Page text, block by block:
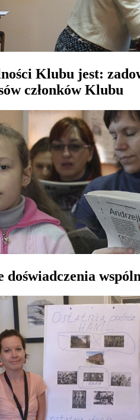
Klubu jest:
członków Klubu
doświadczenia